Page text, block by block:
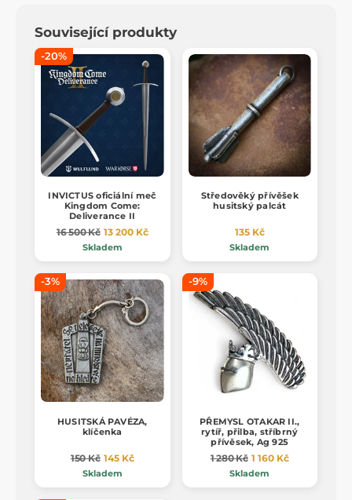
Související produkty
-20%
INVICTUS oficiální meč
Kingdom Come:
Deliverance II
16 500 Kč 13 200 Kč
Skladem
Středověký přívěšek
husitský palcát
135 Kč
Skladem
-3%
HUSITSKÁ PAVÉZA,
klíčenka
150 Kč 145 Kč
Skladem
-9%
PŘEMYSL OTAKAR II.,
rytíř, přilba, stříbrný
přívěsek, Ag 925
1 280 Kč 1 160 Kč
Skladem